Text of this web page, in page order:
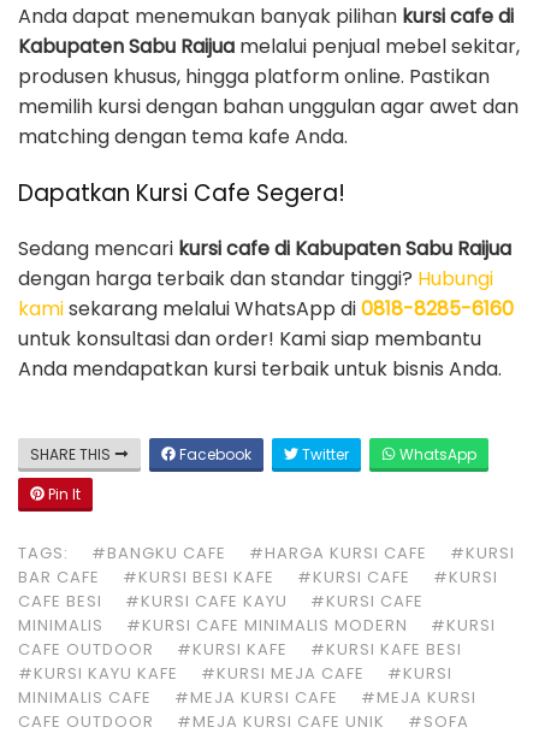
Anda dapat menemukan banyak pilihan kursi cafe di
Kabupaten Sabu Raijua melalui penjual mebel sekitar,
produsen khusus, hingga platform online. Pastikan
memilih kursi dengan bahan unggulan agar awet dan
matching dengan tema kafe Anda.
Dapatkan Kursi Cafe Segera!
Sedang mencari kursi cafe di Kabupaten Sabu Raijua
dengan harga terbaik dan standar tinggi? Hubungi
kamisekarang melalui WhatsApp di0818-8285-6160
untuk konsultasi dan order! Kami siap membantu
Anda mendapatkan kursi terbaik untuk bisnis Anda.
SHARE THIS Facebook Twitter
WhatsApp
Pin It
TAGS: #BANGKU CAFE #HARGA KURSI CAFE
#KURSI
BAR CAFE
#KURSI BESI KAFE #KURSI CAFE
#KURSI
CAFE BESI
#KURSI CAFE KAYU
#KURSI CAFE
MINIMALIS
#KURSI CAFE MINIMALIS MODERN
#KURSI
CAFE OUTDOOR
#KURSI KAFE
#KURSI KAFE BESI
#KURSI KAYU KAFE
#KURSI MEJA CAFE
#KURSI
MINIMALIS CAFE
#MEJA KURSI CAFE
#MEJA KURSI
CAFE OUTDOOR
#MEJA KURSI CAFE UNIK
#SOFA